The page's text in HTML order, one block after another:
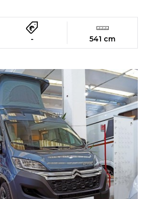
- 541 cm